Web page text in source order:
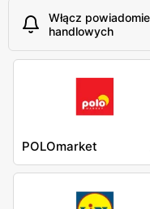
Włącz
handlowych
POLOmarket